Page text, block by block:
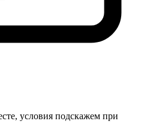
условия подскажем при